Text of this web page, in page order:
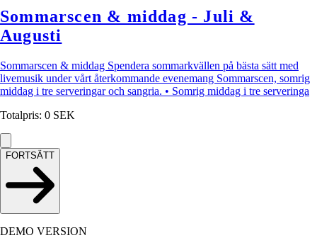
Sommarscen & middag - Juli &
Augusti
Sommarscen & middag Spendera sommarkvällen på bästa sätt med
livemusik under vårt återkommande evenemang Sommarscen, somrig
middag i tre serveringar och sangria. • Somrig middag i tre serveringa
Totalpris: 0 SEK
FORTSÄTT
DEMO VERSION